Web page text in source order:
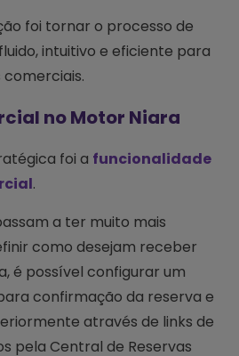
foi tornar o processo de
intuitivo e eficiente para
comerciais.
no Motor Niara
foi a funcionalidade
.
a ter muito mais
como desejam receber
é possível configurar um
confirmação da reserva e
através de links de
pela Central de Reservas